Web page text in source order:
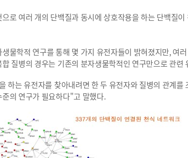
로 여러 개의 단백질과 동시에 상호작용을 하는 단백질
물학적 연구를 통해 몇 가지 유전자들이 밝혀졌지만, 여
질병의 경우는 기존의 분자생물학적인 연구만으로 관련
하는 유전자를 찾아내려면 한 두 유전자와 질병의 관계를
의 연구가 필요하다"고 말했다.